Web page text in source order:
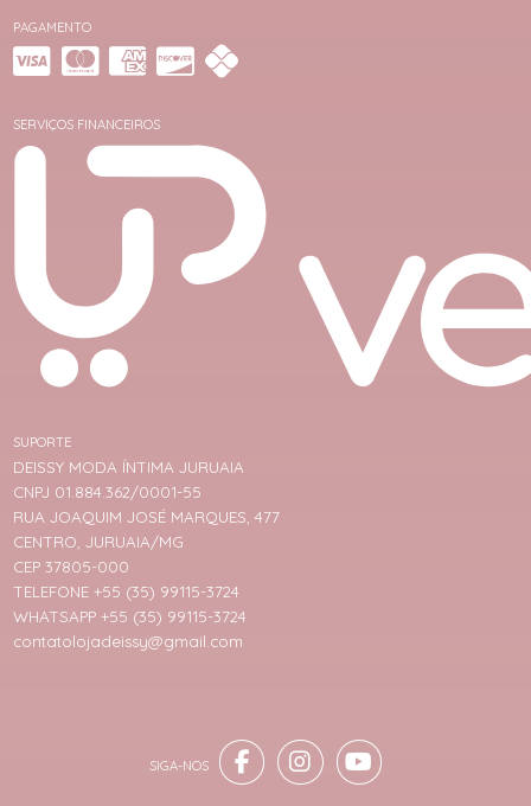
PAGAMENTO
SERVIÇOS FINANCEIROS
SUPORTE
DEISSY MODA ÍNTIMA JURUAIA
CNPJ 01.884.362/0001-55
RUA JOAQUIM JOSÉ MARQUES, 477
CENTRO, JURUAIA/MG
CEP 37805-000
TELEFONE +55 (35) 99115-3724
WHATSAPP +55 (35) 99115-3724
contatolojadeissy@gmail.com